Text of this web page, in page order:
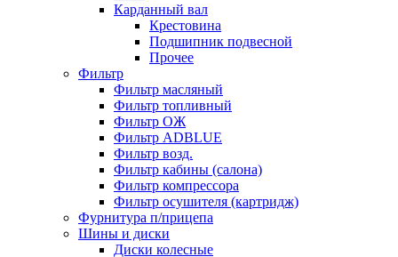
Карданный вал
Крестовина
Подшипник подвесной
Прочее
Фильтр
Фильтр масляный
Фильтр топливный
Фильтр ОЖ
Фильтр ADBLUE
Фильтр возд.
Фильтр кабины (салона)
Фильтр компрессора
Фильтр осушителя (картридж)
Фурнитура п/прицепа
Шины и диски
Диски колесные